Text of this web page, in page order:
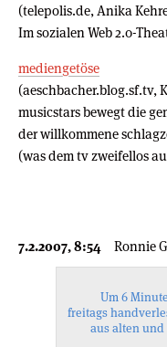
(telepolis.de, Anika
Im sozialen Web 2.0-
mediengetöse
(aeschbacher.blog.sf.tv,
musicstars bewegt die
der willkommene
(was dem tv zweifellos
7.2.2007, 8:54 Ronnie
Um 6
freitags
aus alten